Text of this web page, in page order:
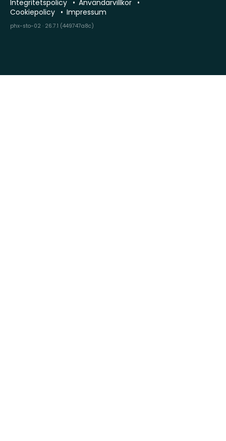
Integritetspolicy
Användarvillkor
Cookiepolicy
Impressum
phx-sto-02 · 26.7.1 (449747a8c)